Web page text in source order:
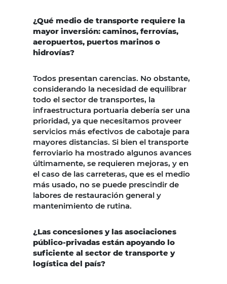
¿Qué medio de transporte requiere la
mayor inversión: caminos, ferrovías,
aeropuertos, puertos marinos o
hidrovías?
Todos presentan carencias. No obstante,
considerando la necesidad de equilibrar
todo el sector de transportes, la
infraestructura portuaria debería ser una
prioridad, ya que necesitamos proveer
servicios más efectivos de cabotaje para
mayores distancias. Si bien el transporte
ferroviario ha mostrado algunos avances
últimamente, se requieren mejoras, y en
el caso de las carreteras, que es el medio
más usado, no se puede prescindir de
labores de restauración general y
mantenimiento de rutina.
¿Las concesiones y las asociaciones
público-privadas están apoyando lo
suficiente al sector de transporte y
logística del país?